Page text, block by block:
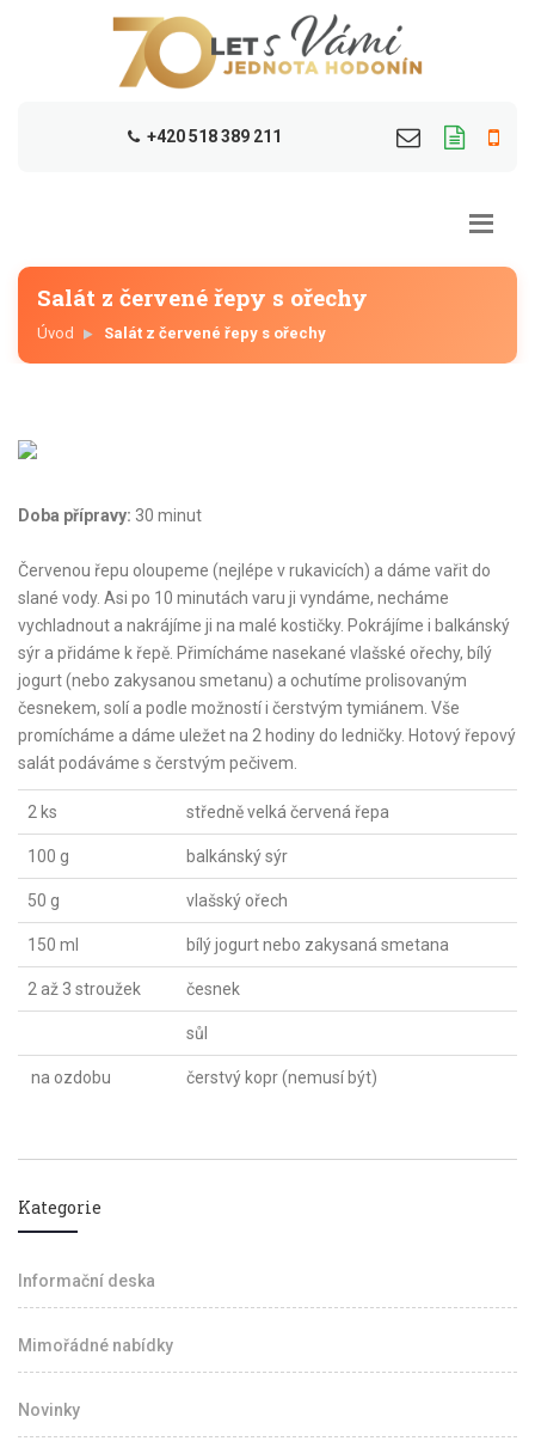
+420 518 389 211
Salát z červené řepy s ořechy
Úvod Salát z červené řepy s ořechy
Doba přípravy: 30 minut
Červenou řepu oloupeme (nejlépe v rukavicích) a dáme vařit do
slané vody. Asi po 10 minutách varu ji vyndáme, necháme
vychladnout a nakrájíme ji na malé kostičky. Pokrájíme i balkánský
sýr a přidáme k řepě. Přimícháme nasekané vlašské ořechy, bílý
jogurt (nebo zakysanou smetanu) a ochutíme prolisovaným
česnekem, solí a podle možností i čerstvým tymiánem. Vše
promícháme a dáme uležet na 2 hodiny do ledničky. Hotový řepový
salát podáváme s čerstvým pečivem.
2 ks středně velká červená řepa
100 g balkánský sýr
50 g vlašský ořech
150 ml bílý jogurt nebo zakysaná smetana
2 až 3 stroužek česnek
sůl
na ozdobu čerstvý kopr (nemusí být)
Kategorie
Informační deska
Mimořádné nabídky
Novinky